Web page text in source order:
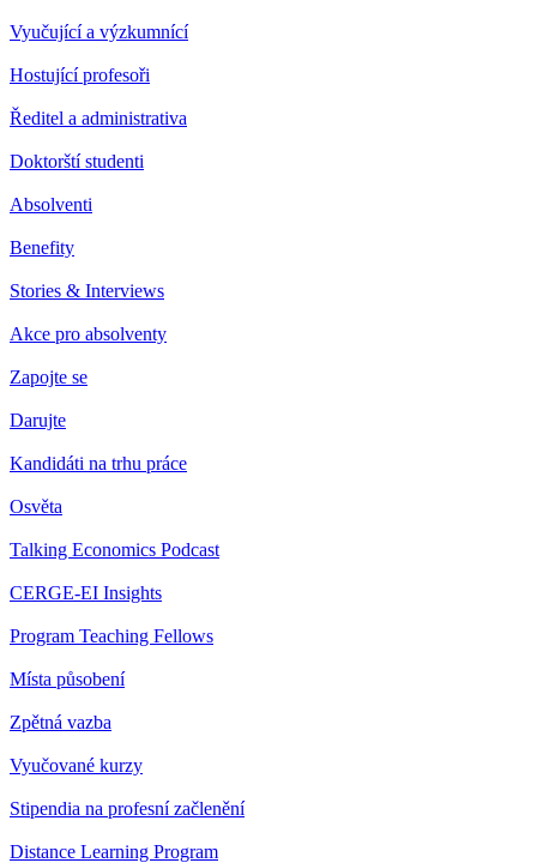
Vyučující a výzkumnící
Hostující profesoři
Ředitel a administrativa
Doktorští studenti
Absolventi
Benefity
Stories & Interviews
Akce pro absolventy
Zapojte se
Darujte
Kandidáti na trhu práce
Osvěta
Talking Economics Podcast
CERGE-EI Insights
Program Teaching Fellows
Místa působení
Zpětná vazba
Vyučované kurzy
Stipendia na profesní začlenění
Distance Learning Program